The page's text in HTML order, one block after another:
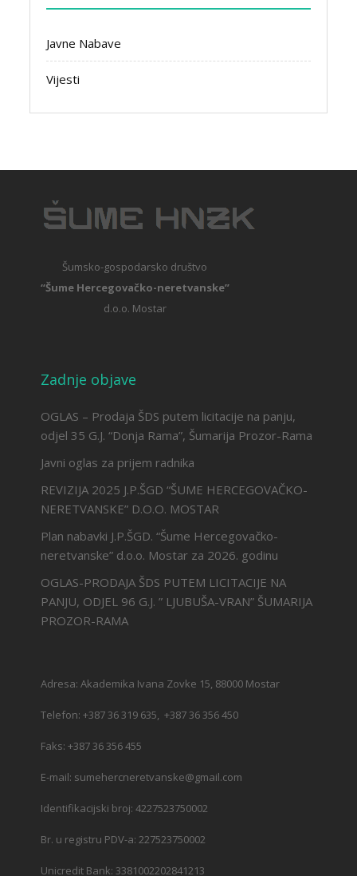
Javne Nabave
Vijesti
Šumsko-gospodarsko društvo
“Šume Hercegovačko-neretvanske”
d.o.o. Mostar
Zadnje objave
OGLAS – Prodaja ŠDS putem licitacije na panju,
odjel 35 G.J. “Donja Rama”, Šumarija Prozor-Rama
Javni oglas za prijem radnika
REVIZIJA 2025 J.P.ŠGD “ŠUME HERCEGOVAČKO-
NERETVANSKE” D.O.O. MOSTAR
Plan nabavki J.P.ŠGD. “Šume Hercegovačko-
neretvanske” d.o.o. Mostar za 2026. godinu
OGLAS-PRODAJA ŠDS PUTEM LICITACIJE NA
PANJU, ODJEL 96 G.J. ” LJUBUŠA-VRAN” ŠUMARIJA
PROZOR-RAMA
Adresa: Akademika Ivana Zovke 15, 88000 Mostar
Telefon: +387 36 319 635, +387 36 356 450
Faks: +387 36 356 455
E-mail: sumehercneretvanske@gmail.com
Identifikacijski broj: 4227523750002
Br. u registru PDV-a: 227523750002
Unicredit Bank: 3381002202841213